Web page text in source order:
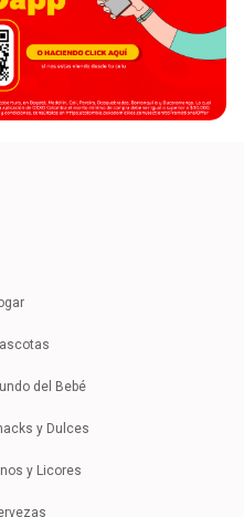
del Bebé
y Dulces
y Licores